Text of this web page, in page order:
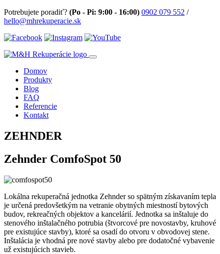
Potrebujete poradiť? (Po - Pi: 9:00 - 16:00) 0902 079 552 /
hello@mhrekuperacie.sk
Domov
Produkty
Blog
FAQ
Referencie
Kontakt
ZEHNDER
Zehnder ComfoSpot 50
Lokálna rekuperačná jednotka Zehnder so spätným získavaním tepla
je určená predovšetkým na vetranie obytných miestností bytových
budov, rekreačných objektov a kancelárií. Jednotka sa inštaluje do
stenového inštalačného potrubia (štvorcové pre novostavby, kruhové
pre existujúce stavby), ktoré sa osadí do otvoru v obvodovej stene.
Inštalácia je vhodná pre nové stavby alebo pre dodatočné vybavenie
už existujúcich stavieb.